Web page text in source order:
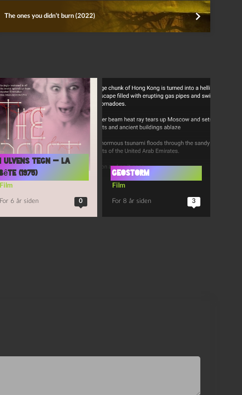
The ones you didn’t burn (2022)
I ulvens tegn — La
Bête (1975)
Film
For 6 år siden 0
Geostorm
Film
For 8 år siden 3